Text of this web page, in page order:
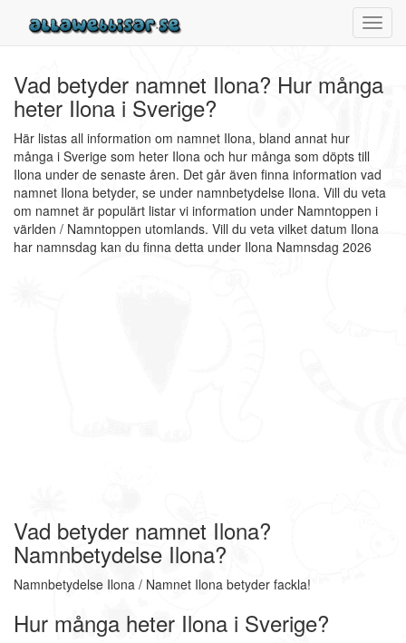
Vad betyder namnet Ilona? Hur många
heter Ilona i Sverige?
Här listas all information om namnet Ilona, bland annat hur
många i Sverige som heter Ilona och hur många som döpts till
Ilona under de senaste åren. Det går även finna information vad
namnet Ilona betyder, se under namnbetydelse Ilona. Vill du veta
om namnet är populärt listar vi information under Namntoppen i
världen / Namntoppen utomlands. Vill du veta vilket datum Ilona
har namnsdag kan du finna detta under Ilona Namnsdag 2026
Vad betyder namnet Ilona?
Namnbetydelse Ilona?
Namnbetydelse Ilona / Namnet Ilona betyder fackla!
Hur många heter Ilona i Sverige?